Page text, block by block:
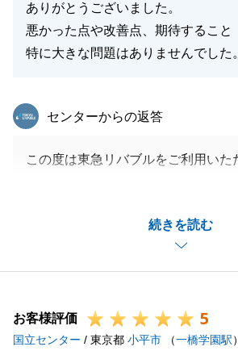
ありがとうございました。
悪かった点や改善点、期待すること
特に大きな問題はありませんでした。
続きを読む
東急リバブル
センターからの返答
この度は東急リバブルをご利用いた
ご成約に至るまでの間に多くの物件
ましたが、その都度日程調整や、こ
お願いにも快くご対応いただき、本
K様のご協力おかげで、無事取引を
ことができました。
お客様評価 5
国立センター / 東京都 小平市 （一橋学園駅